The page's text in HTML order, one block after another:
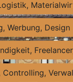
Werbung, Design
Controlling,